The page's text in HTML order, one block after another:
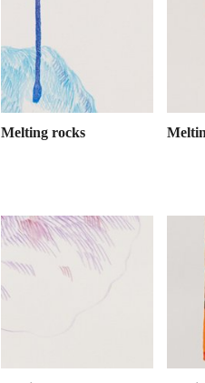
Melting rocks